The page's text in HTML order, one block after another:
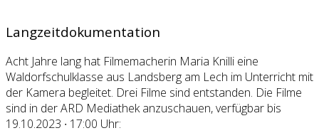
Langzeitdokumentation
Acht Jahre lang hat Filmemacherin Maria Knilli eine
Waldorfschulklasse aus Landsberg am Lech im Unterricht mit
der Kamera begleitet. Drei Filme sind entstanden. Die Filme
sind in der ARD Mediathek anzuschauen, verfügbar bis
19.10.2023 ∙ 17:00 Uhr: